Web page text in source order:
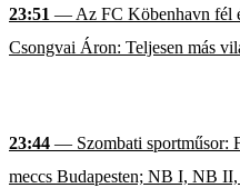
23:51 — Az FC Köbenhavn fél
Csongvai Áron: Teljesen más
23:44 — Szombati sportműsor:
meccs Budapesten; NB I, NB